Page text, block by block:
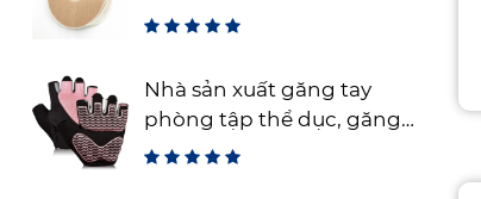
thép cố định cảm biến
Nhà sản xuất găng tay
phòng tập thể dục, găng
tay tập luyện không ngón